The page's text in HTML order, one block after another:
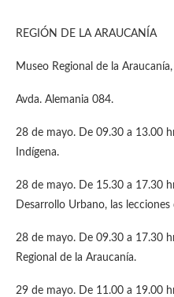
REGIÓN DE LA ARAUCANÍA
Museo Regional de la
Avda. Alemania 084.
28 de mayo. De 09.30 a 13.00
Indígena.
28 de mayo. De 15.30 a 17.30
Desarrollo Urbano, las lecciones
28 de mayo. De 09.30 a 17.30
Regional de la Araucanía.
29 de mayo. De 11.00 a 19.00